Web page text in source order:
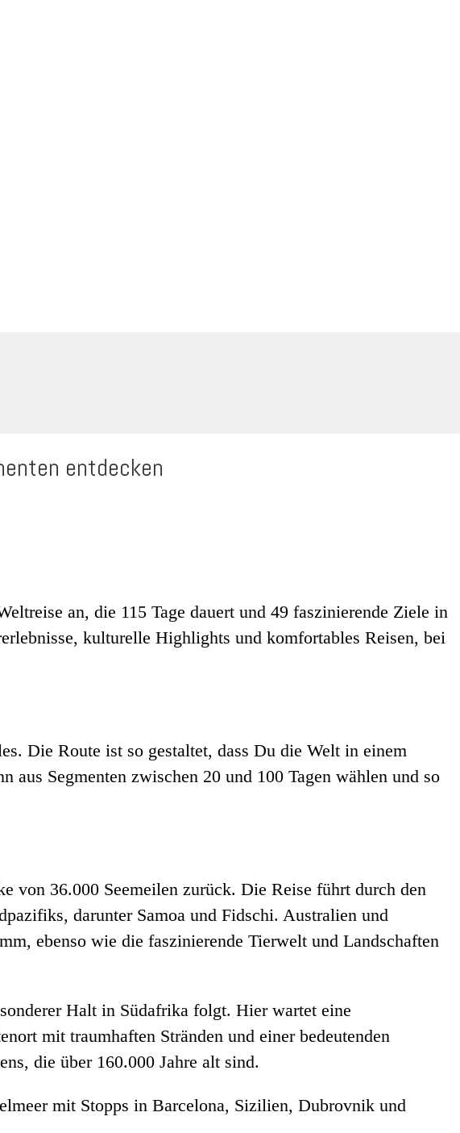
entdecken
an, die 115 Tage dauert und 49 faszinierende Ziele in
kulturelle Highlights und komfortables Reisen, bei
Die Route ist so gestaltet, dass Du die Welt in einem
aus Segmenten zwischen 20 und 100 Tagen wählen und so
von 36.000 Seemeilen zurück. Die Reise führt durch den
darunter Samoa und Fidschi. Australien und
ebenso wie die faszinierende Tierwelt und Landschaften
Halt in Südafrika folgt. Hier wartet eine
mit traumhaften Stränden und einer bedeutenden
die über 160.000 Jahre alt sind.
mit Stopps in Barcelona, Sizilien, Dubrovnik und